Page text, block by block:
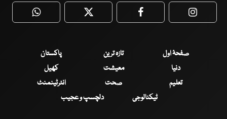
WhatsApp Twitter Facebook
صفحۂ اول تازہ ترین
پاکستان
دنیا
معیشت
کھیل
تعلیم
صحت
انٹرٹینمنٹ
ٹیکنالوجی
دلچسپ و عجیب